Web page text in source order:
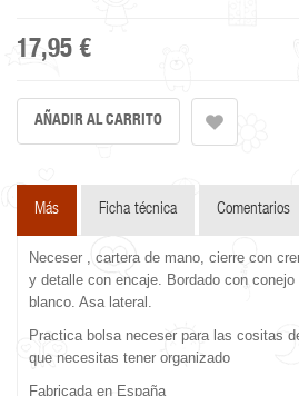
17,95 €
Más Ficha técnica Comentarios
Neceser , cartera de mano, cierre con
y detalle con encaje. Bordado con
blanco. Asa lateral.
Practica bolsa neceser para las cositas
que necesitas tener organizado
Fabricada en España